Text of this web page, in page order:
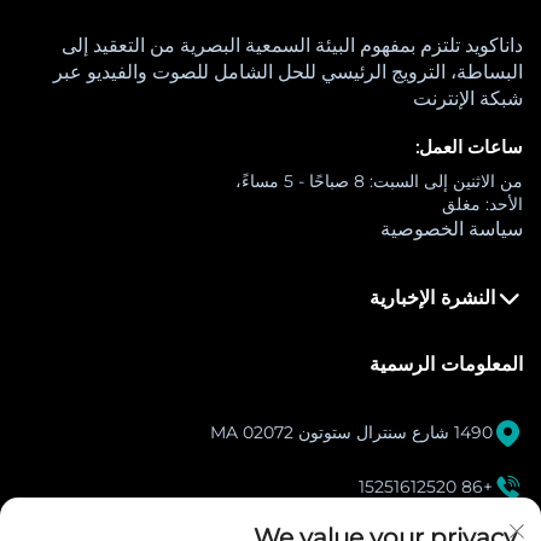
داناكويد تلتزم بمفهوم البيئة السمعية البصرية من التعقيد إلى
البساطة، الترويج الرئيسي للحل الشامل للصوت والفيديو عبر
شبكة الإنترنت
ساعات العمل:
من الاثنين إلى السبت: 8 صباحًا - 5 مساءً،
الأحد: مغلق
سياسة الخصوصية
النشرة الإخبارية
المعلومات الرسمية
1490 شارع سنترال ستوتون MA 02072

+86 15251612520
[email protected]